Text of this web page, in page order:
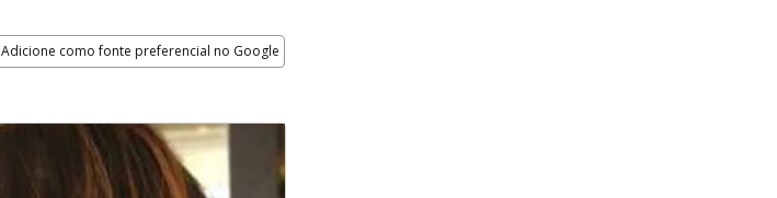
Adicione como fonte preferencial no Google